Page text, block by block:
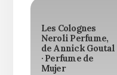
Les Colognes
Neroli Perfume,
de Annick Goutal
· Perfume de
Mujer